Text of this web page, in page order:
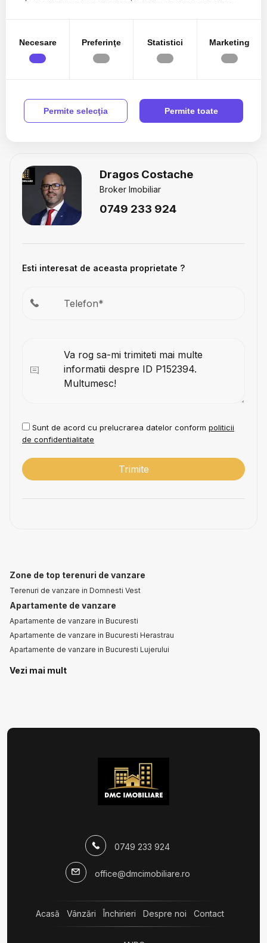
Dragos Costache
Broker Imobiliar
0749 233 924
Esti interesat de aceasta proprietate ?
Sunt de acord cu prelucrarea datelor conform politicii
de confidentialitate
Zone de top terenuri de vanzare
Terenuri de vanzare in Domnesti Vest
Apartamente de vanzare
Apartamente de vanzare in Bucuresti
Apartamente de vanzare in Bucuresti Herastrau
Apartamente de vanzare in Bucuresti Lujerului
Case de vanzare
Terenuri de vanzare in Domnesti Vest
Terenuri de vanzare in Domnesti
Vezi mai mult
0749 233 924
office@dmcimobiliare.ro
Acasă Vânzări Închirieri Despre noi Contact
Necesare Preferinţe Statistici Marketing
Permite selecţia Permite toate